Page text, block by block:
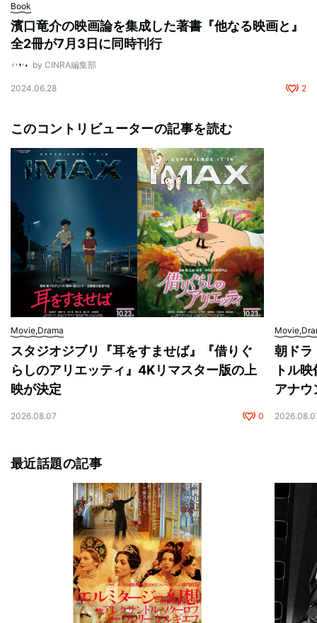
Book
濱口竜介の映画論を集成した著書『他なる映画と』
全2冊が7月3日に同時刊行
by CINRA編集部
2024.06.28 2
このコントリビューターの記事を読む
Movie,Drama
スタジオジブリ『耳をすませば』『借りぐ
らしのアリエッティ』4Kリマスター版の上
映が決定
2026.08.07 0
朝ドラ
トル
アナウ
最近話題の記事